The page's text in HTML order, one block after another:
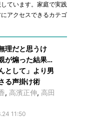
ています。家庭で実践
アクセスできるカテゴ
理だと思うけ
が煽った結果…
として」より男
る声掛け術
, 高濱正伸, 高田
11:50